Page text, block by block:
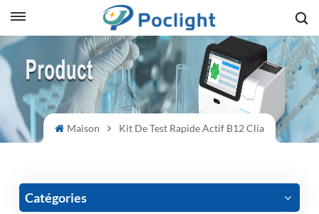
Maison Kit De Test Rapide Actif B12 Clia
Catégories